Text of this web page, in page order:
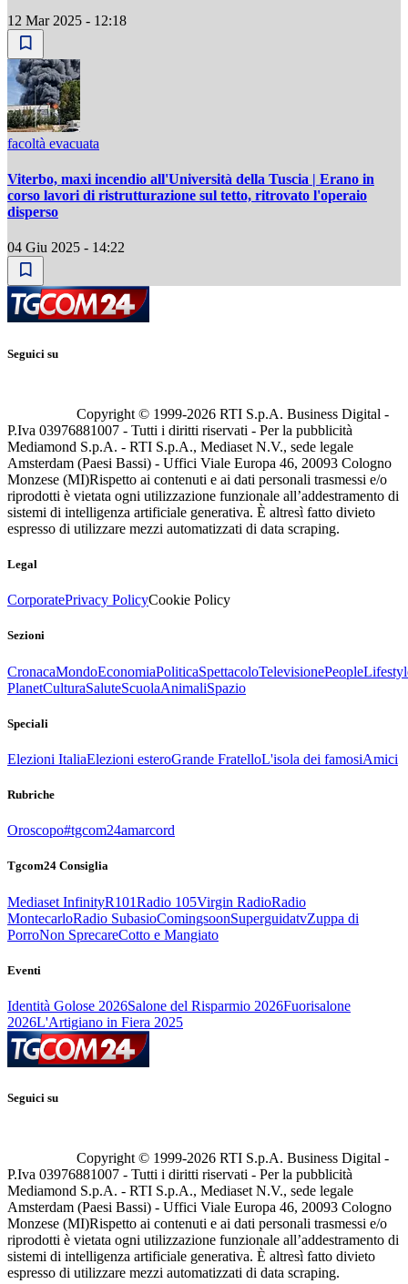
12 Mar 2025 - 12:18
facoltà evacuata
Viterbo, maxi incendio all'Università della Tuscia | Erano in
corso lavori di ristrutturazione sul tetto, ritrovato l'operaio
disperso
04 Giu 2025 - 14:22
Seguici su
Copyright © 1999-2026 RTI S.p.A. Business Digital -
P.Iva 03976881007 - Tutti i diritti riservati - Per la pubblicità
Mediamond S.p.A. - RTI S.p.A., Mediaset N.V., sede legale
Amsterdam (Paesi Bassi) - Uffici Viale Europa 46, 20093 Cologno
Monzese (MI)Rispetto ai contenuti e ai dati personali trasmessi e/o
riprodotti è vietata ogni utilizzazione funzionale all’addestramento di
sistemi di intelligenza artificiale generativa. È altresì fatto divieto
espresso di utilizzare mezzi automatizzati di data scraping.
Legal
CorporatePrivacy PolicyCookie Policy
Sezioni
CronacaMondoEconomiaPoliticaSpettacoloTelevisionePeople
PlanetCulturaSaluteScuolaAnimaliSpazio
Speciali
Elezioni ItaliaElezioni esteroGrande FratelloL'isola dei famosiAmici
Rubriche
Oroscopo#tgcom24amarcord
Tgcom24 Consiglia
Mediaset InfinityR101Radio 105Virgin RadioRadio
MontecarloRadio SubasioComingsoonSuperguidatvZuppa di
PorroNon SprecareCotto e Mangiato
Eventi
Identità Golose 2026Salone del Risparmio 2026Fuorisalone
2026L'Artigiano in Fiera 2025
Seguici su
Copyright © 1999-2026 RTI S.p.A. Business Digital -
P.Iva 03976881007 - Tutti i diritti riservati - Per la pubblicità
Mediamond S.p.A. - RTI S.p.A., Mediaset N.V., sede legale
Amsterdam (Paesi Bassi) - Uffici Viale Europa 46, 20093 Cologno
Monzese (MI)Rispetto ai contenuti e ai dati personali trasmessi e/o
riprodotti è vietata ogni utilizzazione funzionale all’addestramento di
sistemi di intelligenza artificiale generativa. È altresì fatto divieto
espresso di utilizzare mezzi automatizzati di data scraping.